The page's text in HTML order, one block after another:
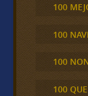
100
100
100
100